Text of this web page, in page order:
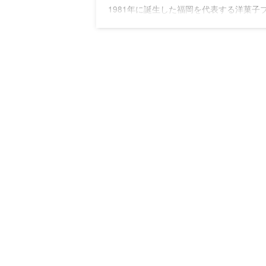
1981年に誕生した福岡を代表する洋菓子